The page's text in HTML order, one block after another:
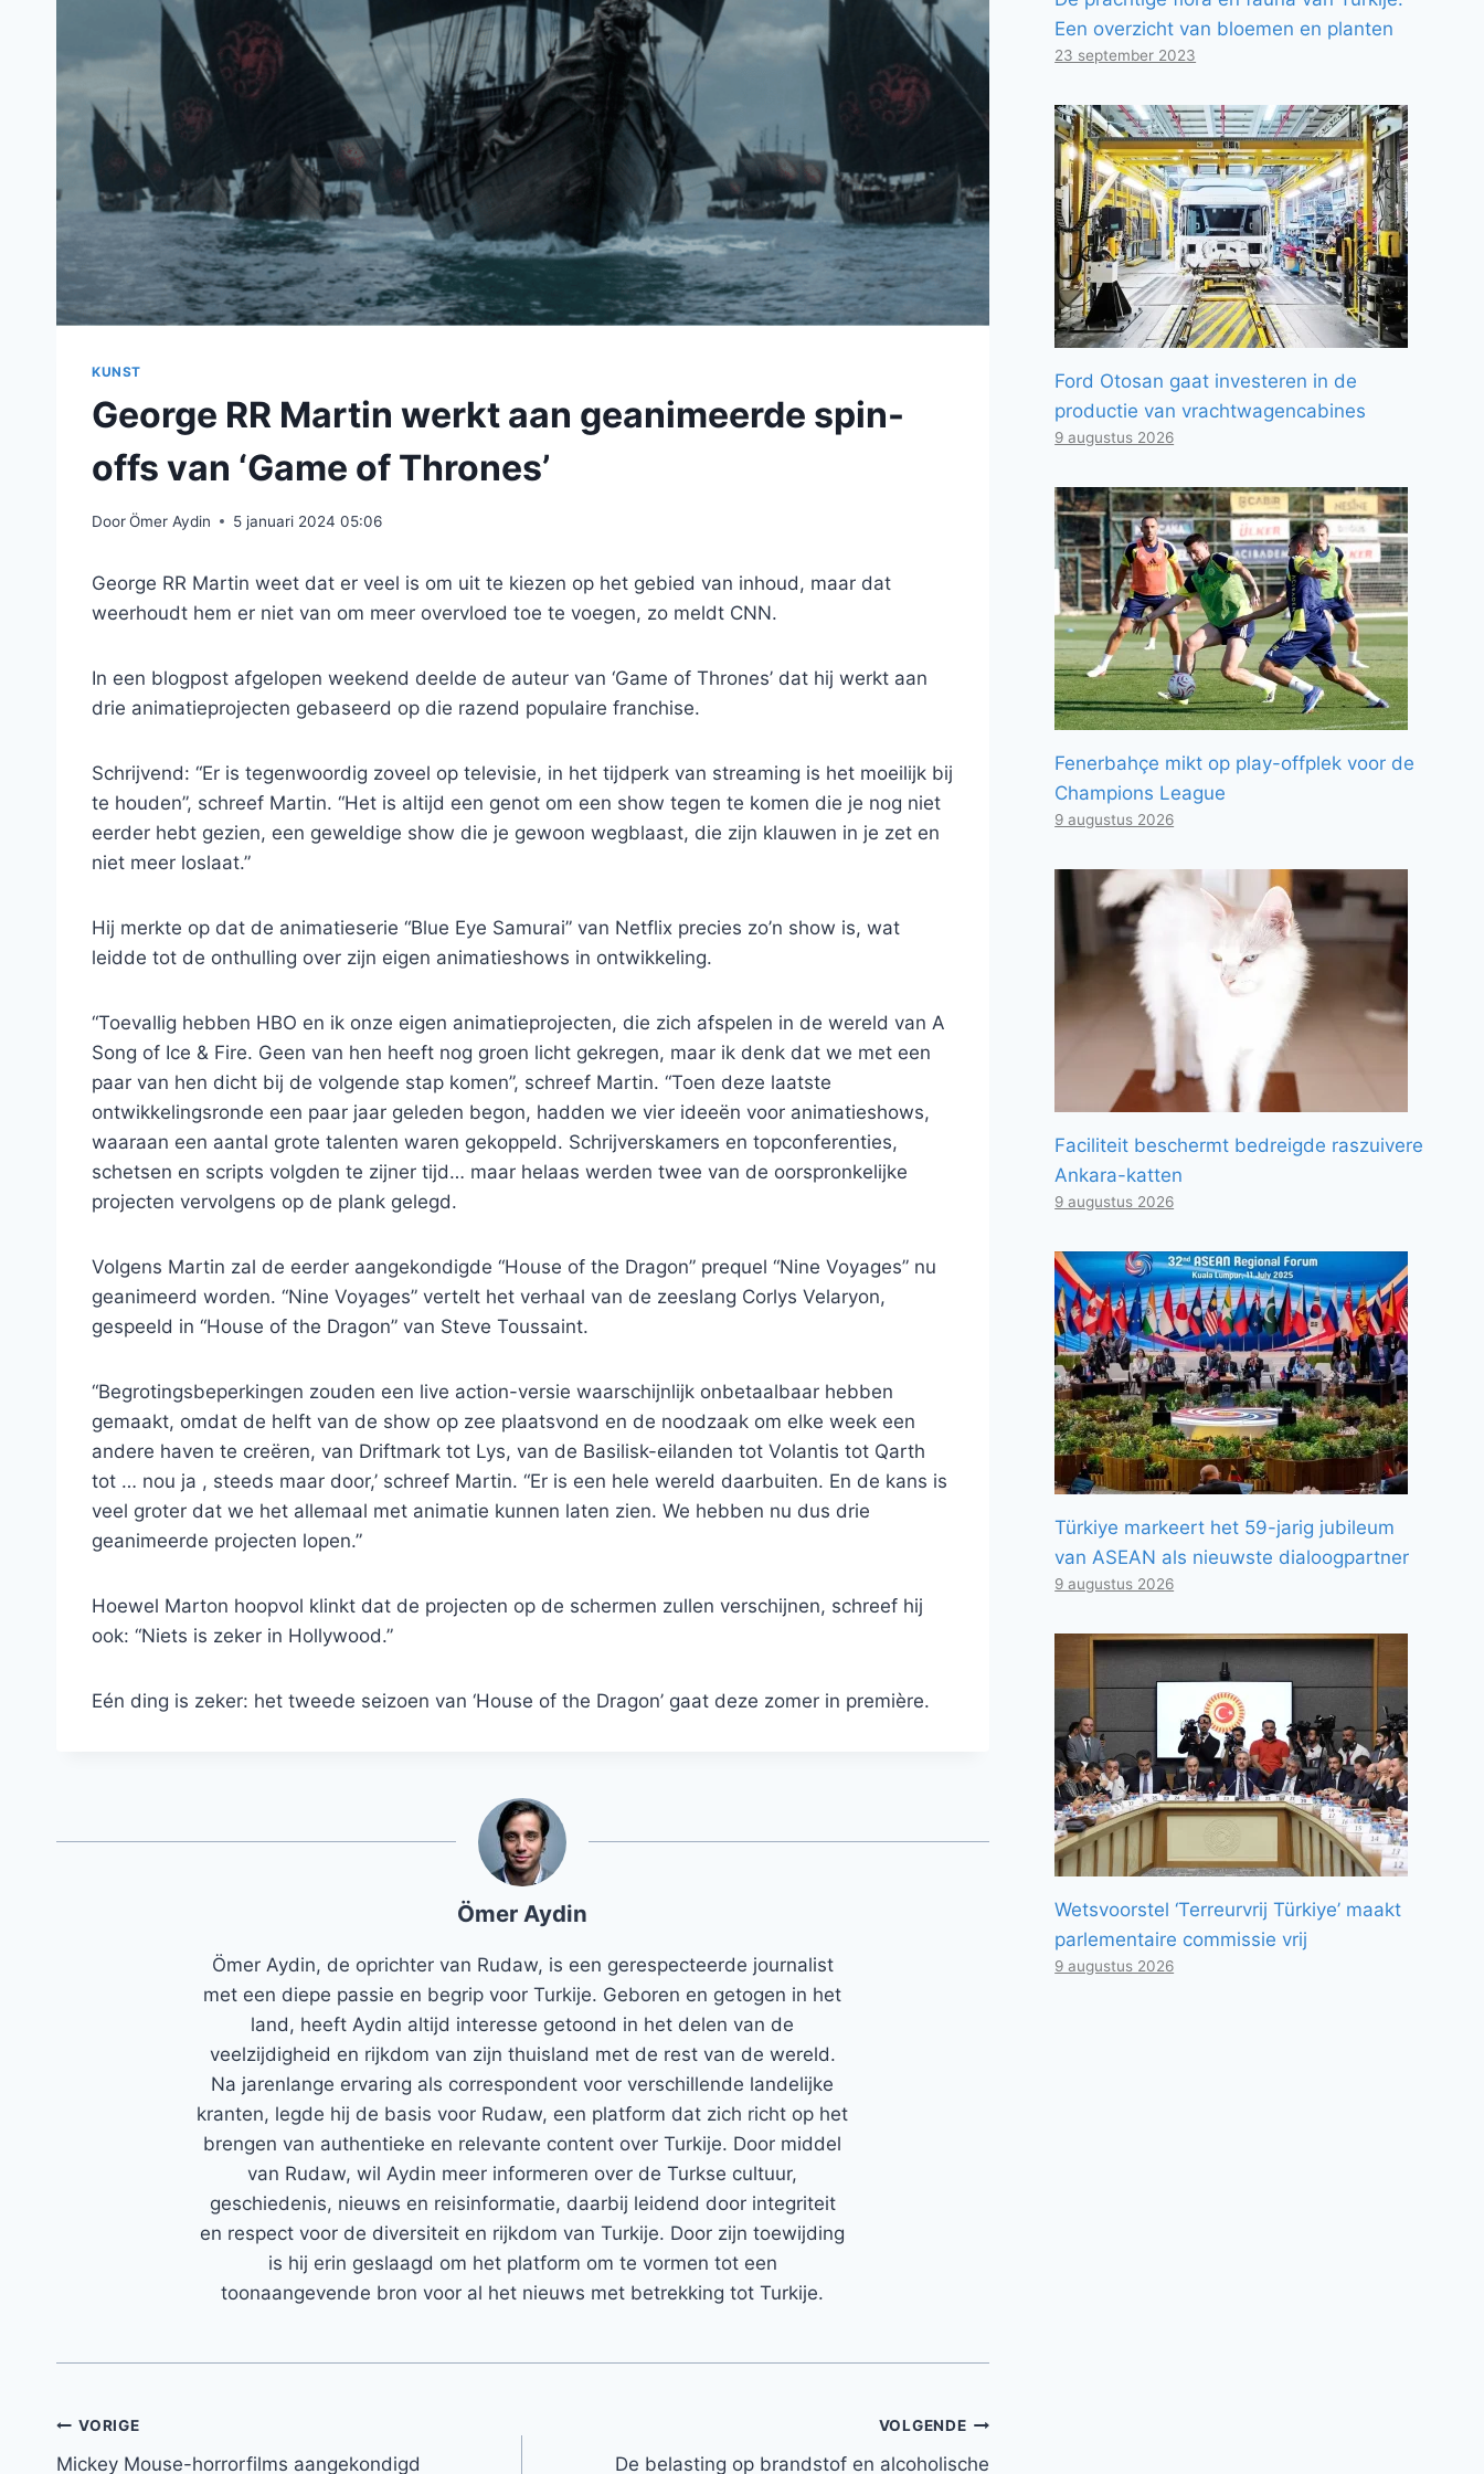
KUNST
George RR Martin werkt aan geanimeerde spin-
offs van ‘Game of Thrones’
DoorÖmer Aydin 5 januari 2024 05:06
George RR Martin weet dat er veel is om uit te kiezen op het gebied van inhoud, maar dat
weerhoudt hem er niet van om meer overvloed toe te voegen, zo meldt CNN.
In een blogpost afgelopen weekend deelde de auteur van ‘Game of Thrones’ dat hij werkt aan
drie animatieprojecten gebaseerd op die razend populaire franchise.
Schrijvend: “Er is tegenwoordig zoveel op televisie, in het tijdperk van streaming is het moeilijk bij
te houden”, schreef Martin. “Het is altijd een genot om een ​​show tegen te komen die je nog niet
eerder hebt gezien, een geweldige show die je gewoon wegblaast, die zijn klauwen in je zet en
niet meer loslaat.”
Hij merkte op dat de animatieserie “Blue Eye Samurai” van Netflix precies zo’n show is, wat
leidde tot de onthulling over zijn eigen animatieshows in ontwikkeling.
“Toevallig hebben HBO en ik onze eigen animatieprojecten, die zich afspelen in de wereld van A
Song of Ice & Fire. Geen van hen heeft nog groen licht gekregen, maar ik denk dat we met een
paar van hen dicht bij de volgende stap komen”, schreef Martin. “Toen deze laatste
ontwikkelingsronde een paar jaar geleden begon, hadden we vier ideeën voor animatieshows,
waaraan een aantal grote talenten waren gekoppeld. Schrijverskamers en topconferenties,
schetsen en scripts volgden te zijner tijd… maar helaas werden twee van de oorspronkelijke
projecten vervolgens op de plank gelegd.
Volgens Martin zal de eerder aangekondigde “House of the Dragon” prequel “Nine Voyages” nu
geanimeerd worden. “Nine Voyages” vertelt het verhaal van de zeeslang Corlys Velaryon,
gespeeld in “House of the Dragon” van Steve Toussaint.
“Begrotingsbeperkingen zouden een live action-versie waarschijnlijk onbetaalbaar hebben
gemaakt, omdat de helft van de show op zee plaatsvond en de noodzaak om elke week een
andere haven te creëren, van Driftmark tot Lys, van de Basilisk-eilanden tot Volantis tot Qarth
tot … nou ja , steeds maar door,’ schreef Martin. “Er is een hele wereld daarbuiten. En de kans is
veel groter dat we het allemaal met animatie kunnen laten zien. We hebben nu dus drie
geanimeerde projecten lopen.”
Hoewel Marton hoopvol klinkt dat de projecten op de schermen zullen verschijnen, schreef hij
ook: “Niets is zeker in Hollywood.”
Eén ding is zeker: het tweede seizoen van ‘House of the Dragon’ gaat deze zomer in première.
Ömer Aydin
Ömer Aydin, de oprichter van Rudaw, is een gerespecteerde journalist
met een diepe passie en begrip voor Turkije. Geboren en getogen in het
land, heeft Aydin altijd interesse getoond in het delen van de
veelzijdigheid en rijkdom van zijn thuisland met de rest van de wereld.
Na jarenlange ervaring als correspondent voor verschillende landelijke
kranten, legde hij de basis voor Rudaw, een platform dat zich richt op het
brengen van authentieke en relevante content over Turkije. Door middel
van Rudaw, wil Aydin meer informeren over de Turkse cultuur,
geschiedenis, nieuws en reisinformatie, daarbij leidend door integriteit
en respect voor de diversiteit en rijkdom van Turkije. Door zijn toewijding
is hij erin geslaagd om het platform om te vormen tot een
toonaangevende bron voor al het nieuws met betrekking tot Turkije.
Bericht
VORIGE
Mickey Mouse-horrorfilms aangekondigd
VOLGENDE
De belasting op brandstof en alcoholische
Een overzicht van bloemen en planten
23 september 2023
Ford Otosan gaat investeren in de
productie van vrachtwagencabines
9 augustus 2026
Fenerbahçe mikt op play-offplek voor de
Champions League
9 augustus 2026
Faciliteit beschermt bedreigde raszuivere
Ankara-katten
9 augustus 2026
Türkiye markeert het 59-jarig jubileum
van ASEAN als nieuwste dialoogpartner
9 augustus 2026
Wetsvoorstel ‘Terreurvrij Türkiye’ maakt
parlementaire commissie vrij
9 augustus 2026